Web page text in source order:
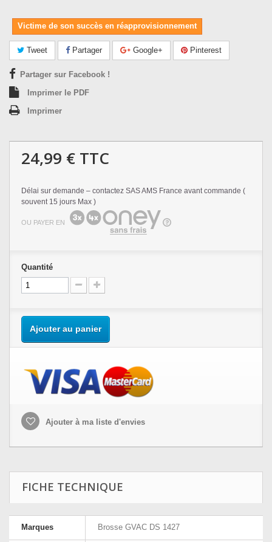
Victime de son succès en réapprovisionnement
Tweet Partager Google+ Pinterest
Partager sur Facebook !
Imprimer le PDF
Imprimer
24,99 € TTC
Délai sur demande – contactez SAS AMS France avant commande (
souvent 15 jours Max )
OU PAYER EN
Quantité
Ajouter au panier
Ajouter à ma liste d'envies
FICHE TECHNIQUE
Marques Brosse GVAC DS 1427